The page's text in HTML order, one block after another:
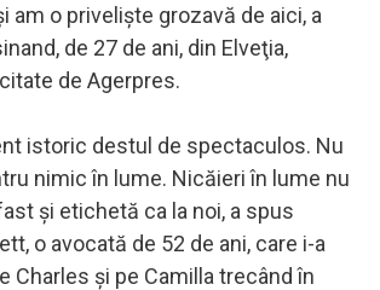
am o privelişte grozavă de aici, a
de 27 de ani, din Elveţia,
de Agerpres.
istoric destul de spectaculos. Nu
nimic în lume. Nicăieri în lume nu
şi etichetă ca la noi, a spus
o avocată de 52 de ani, care i-a
Charles şi pe Camilla trecând în